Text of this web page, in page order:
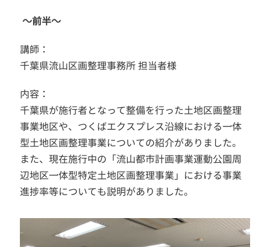
～前半～
講師：
千葉県流山区画整理事務所 担当者様
内容：
千葉県が施行者となって整備を行った土地区画整理
事業地区や、つくばエクスプレス沿線における一体
型土地区画整理事業についての紹介がありました。
また、現在施行中の「流山都市計画事業運動公園周
辺地区一体型特定土地区画整理事業」における事業
進捗率等についても説明がありました。